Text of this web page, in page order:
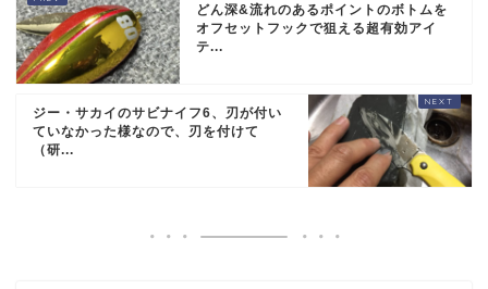
どん深&流れのあるポイントのボトムを
オフセットフックで狙える超有効アイ
テ...
ジー・サカイのサビナイフ6、刃が付い
ていなかった様なので、刃を付けて
（研...